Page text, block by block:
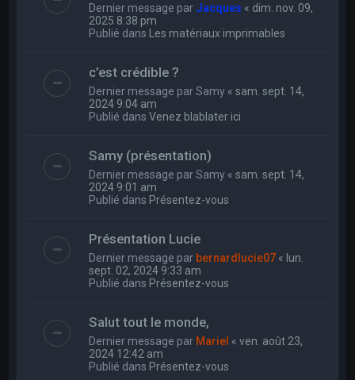
Dernier message par Jacques « dim. nov. 09,
2025 8:38 pm
Publié dans Les matériaux imprimables
c’est crédible ?
Dernier message parSamy «sam. sept. 14,
2024 9:04 am
Publié dansVenez blablater ici
Samy (présentation)
Dernier message parSamy «sam. sept. 14,
2024 9:01 am
Publié dans Présentez-vous
Présentation Lucie
Dernier message par bernardlucie07 « lun.
sept. 02, 2024 9:33 am
Publié dans Présentez-vous
Salut tout le monde,
Dernier message par Mariel «ven. août 23,
2024 12:42 am
Publié dans Présentez-vous